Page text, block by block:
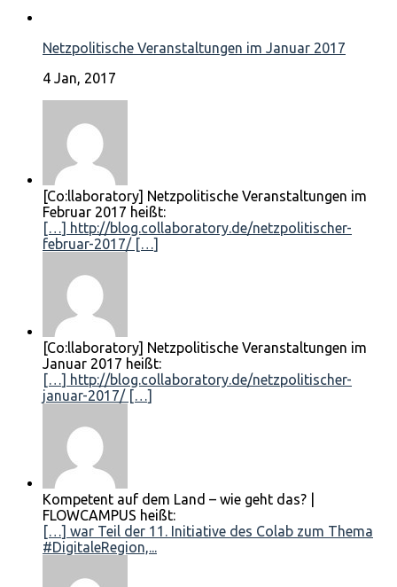
Netzpolitische Veranstaltungen im Januar 2017
4 Jan, 2017
[Co:llaboratory] Netzpolitische Veranstaltungen im
Februar 2017 heißt:
[…] http://blog.collaboratory.de/netzpolitischer-
februar-2017/ […]
[Co:llaboratory] Netzpolitische Veranstaltungen im
Januar 2017 heißt:
[…] http://blog.collaboratory.de/netzpolitischer-
januar-2017/ […]
Kompetent auf dem Land – wie geht das? |
FLOWCAMPUS heißt:
[…] war Teil der 11. Initiative des Colab zum Thema
#DigitaleRegion,...